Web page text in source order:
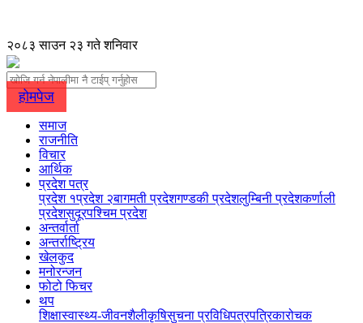
२०८३ साउन २३ गते शनिवार
होमपेज
समाज
राजनीति
विचार
आर्थिक
प्रदेश पत्र
प्रदेश १प्रदेश २बागमती प्रदेशगण्डकी प्रदेशलुम्बिनी प्रदेशकर्णाली
प्रदेशसुदूरपश्चिम प्रदेश
अन्तर्वार्ता
अन्तर्राष्ट्रिय
खेलकुद
मनोरन्जन
फोटो फिचर
थप
शिक्षास्वास्थ्य-जीवनशैलीकृषिसुचना प्रविधिपत्रपत्रिकारोचक